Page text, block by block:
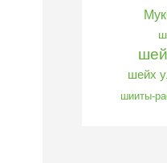
шейх
шииты-